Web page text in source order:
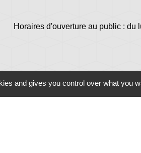
Horaires d'ouverture au public : du
and gives you control over what you